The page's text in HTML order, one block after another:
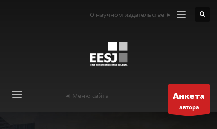
О научном издательстве ►
◄ Меню сайта Анкета
автора